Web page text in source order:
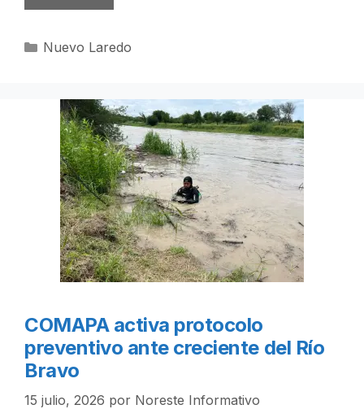
Categorías
Nuevo Laredo
COMAPA activa protocolo
preventivo ante creciente del Río
Bravo
15 julio, 2026 por Noreste Informativo